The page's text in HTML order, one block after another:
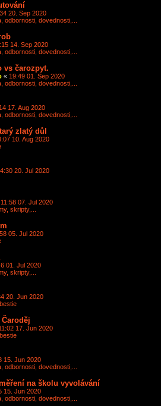
20. Sep 2020
odbornosti, dovednosti,...
14. Sep 2020
odbornosti, dovednosti,...
vs čarozpyt.
« 19:49 01. Sep 2020
odbornosti, dovednosti,...
17. Aug 2020
odbornosti, dovednosti,...
zlatý důl
10. Aug 2020
20. Jul 2020
11:58 07. Jul 2020
skripty,...
05. Jul 2020
01. Jul 2020
skripty,...
20. Jun 2020
17. Jun 2020
15. Jun 2020
odbornosti, dovednosti,...
na školu vyvolávání
15. Jun 2020
odbornosti, dovednosti,...